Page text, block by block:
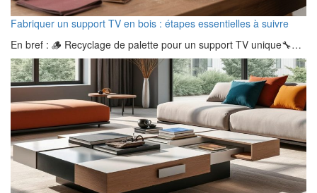
Fabriquer un support TV en bois : étapes essentielles à suivre
En bref : 🪵 Recyclage de palette pour un support TV unique🔧…